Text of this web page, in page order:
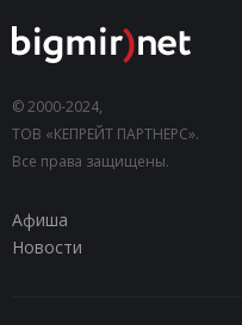
© 2000-2024,
ТОВ «КЕПРЕЙТ ПАРТНЕРС».
Все права защищены.
Афиша
Новости